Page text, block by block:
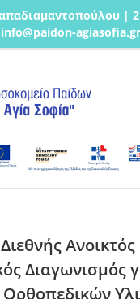
|
info@paidon-agiasofia.gr
Ανοικτός
Διαγωνισμός